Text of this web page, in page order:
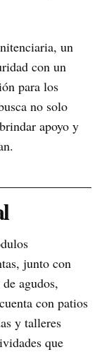
un
con un
para los
no solo
apoyo y
junto con
agudos,
con patios
y talleres
que